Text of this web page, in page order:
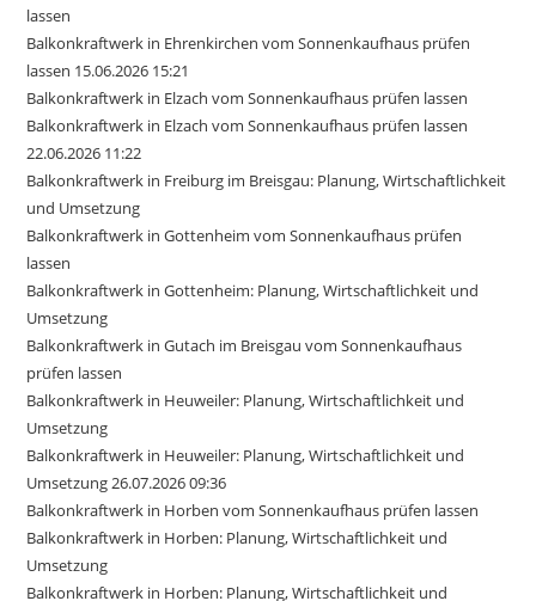
lassen
Balkonkraftwerk in Ehrenkirchen vom Sonnenkaufhaus prüfen
lassen 15.06.2026 15:21
Balkonkraftwerk in Elzach vom Sonnenkaufhaus prüfen lassen
Balkonkraftwerk in Elzach vom Sonnenkaufhaus prüfen lassen
22.06.2026 11:22
Balkonkraftwerk in Freiburg im Breisgau: Planung, Wirtschaftlichkeit
und Umsetzung
Balkonkraftwerk in Gottenheim vom Sonnenkaufhaus prüfen
lassen
Balkonkraftwerk in Gottenheim: Planung, Wirtschaftlichkeit und
Umsetzung
Balkonkraftwerk in Gutach im Breisgau vom Sonnenkaufhaus
prüfen lassen
Balkonkraftwerk in Heuweiler: Planung, Wirtschaftlichkeit und
Umsetzung
Balkonkraftwerk in Heuweiler: Planung, Wirtschaftlichkeit und
Umsetzung 26.07.2026 09:36
Balkonkraftwerk in Horben vom Sonnenkaufhaus prüfen lassen
Balkonkraftwerk in Horben: Planung, Wirtschaftlichkeit und
Umsetzung
Balkonkraftwerk in Horben: Planung, Wirtschaftlichkeit und